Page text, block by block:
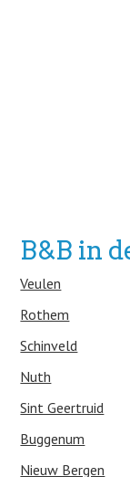
B&B in
Veulen
Rothem
Schinveld
Nuth
Sint Geertruid
Buggenum
Nieuw Bergen